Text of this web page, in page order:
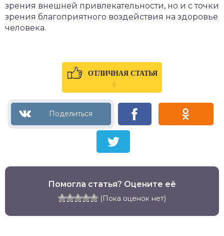
зрения внешней привлекательности, но и с точки
зрения благоприятного воздействия на здоровье
человека.
ОТЛИЧНАЯ СТАТЬЯ
0
Помогла статья? Оцените её
(Пока оценок нет)